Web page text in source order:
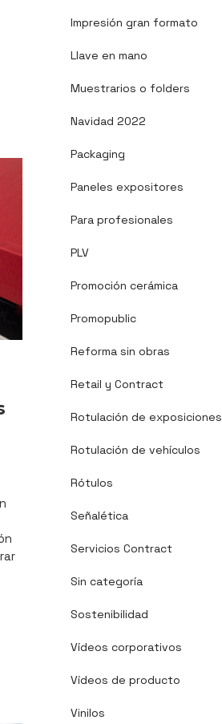
Impresión gran formato
Llave en mano
Muestrarios o folders
Navidad 2022
Packaging
Paneles expositores
Para profesionales
PLV
Promoción cerámica
Promopublic
Reforma sin obras
Retail y Contract
Rotulación de exposiciones
Rotulación de vehículos
Rótulos
Señalética
Servicios Contract
Sin categoría
Sostenibilidad
Vídeos corporativos
Vídeos de producto
Vinilos